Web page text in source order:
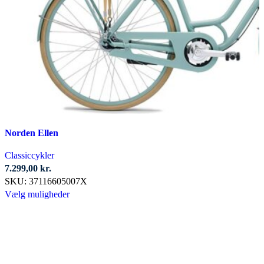
Norden Ellen
Classiccykler
7.299,00 kr.
SKU: 37116605007X
Vælg mulighederDette